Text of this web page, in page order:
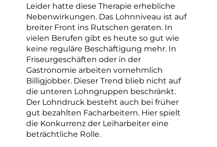
Leider hatte diese Therapie erhebliche
Nebenwirkungen. Das Lohnniveau ist auf
breiter Front ins Rutschen geraten. In
vielen Berufen gibt es heute so gut wie
keine reguläre Beschäftigung mehr. In
Friseurgeschäften oder in der
Gastronomie arbeiten vornehmlich
Billigjobber. Dieser Trend blieb nicht auf
die unteren Lohngruppen beschränkt.
Der Lohndruck besteht auch bei früher
gut bezahlten Facharbeitern. Hier spielt
die Konkurrenz der Leiharbeiter eine
beträchtliche Rolle.